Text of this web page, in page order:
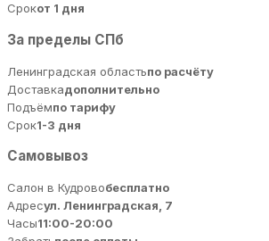
Срокот 1 дня
За пределы СПб
Ленинградская областьпо расчёту
Доставкадополнительно
Подъёмпо тарифу
Срок1-3 дня
Самовывоз
Салон в Кудровобесплатно
Адресул. Ленинградская, 7
Часы11:00-20:00